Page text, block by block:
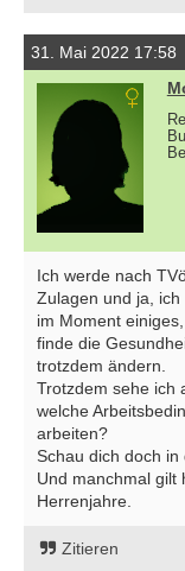
31. Mai 2022 17:58
Ich werde nach
Zulagen und ja,
im Moment
finde die
trotzdem ändern.
Trotzdem sehe ich
welche
arbeiten?
Schau dich doch in
Und manchmal gilt
Herrenjahre.
Zitieren